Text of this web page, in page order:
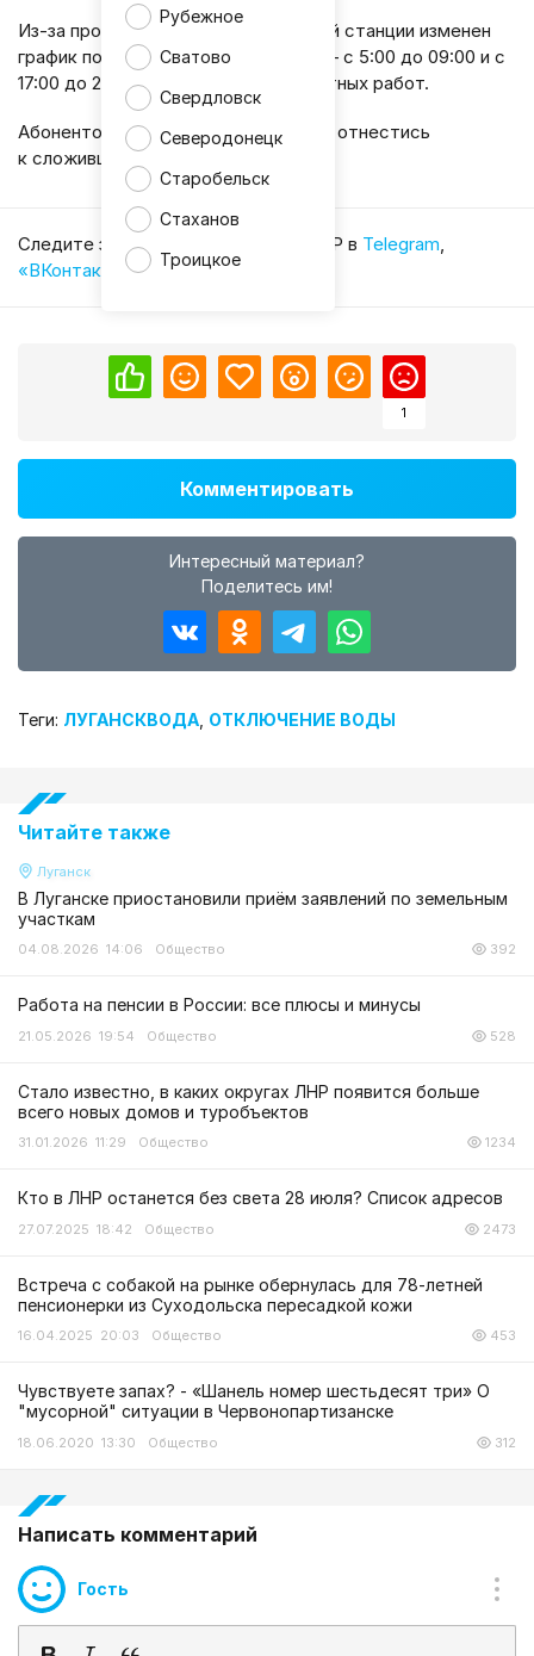
Рубежное
Сватово
Свердловск
Северодонецк
Старобельск
Стаханов
Троицкое
Из-за проведения работ на насосной станции изменен
график подачи воды на Краснодон — с 5:00 до 09:00 и с
17:00 до 21:00 до завершения ремонтных работ.
Абонентов попросили с пониманием отнестись
к сложившейся ситуации.
Cледите за главными новостями ЛНР в Telegram,
«ВКонтакте»,«Одноклассниках»
1
Комментировать
Интересный материал?
Поделитесь им!
Теги: ЛУГАНСКВОДА ОТКЛЮЧЕНИЕ ВОДЫ
Читайте также
Луганск
В Луганске приостановили приём заявлений по земельным
участкам
04.08.2026 14:06 Общество 392
Работа на пенсии в России: все плюсы и минусы
21.05.2026 19:54 Общество 528
Стало известно, в каких округах ЛНР появится больше
всего новых домов и туробъектов
31.01.2026 11:29 Общество 1234
Кто в ЛНР останется без света 28 июля? Список адресов
27.07.2025 18:42 Общество 2473
Встреча с собакой на рынке обернулась для 78-летней
пенсионерки из Суходольска пересадкой кожи
16.04.2025 20:03 Общество 453
Чувствуете запах? - «Шанель номер шестьдесят три» О
"мусорной" ситуации в Червонопартизанске
18.06.2020 13:30 Общество 312
Написать комментарий
Гость